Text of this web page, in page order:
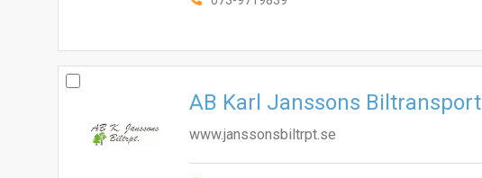
AB Karl Janssons Biltransport
www.janssonsbiltrpt.se